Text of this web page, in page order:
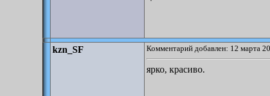
kzn_SF Комментарий добавлен: 12 марта
ярко, красиво.